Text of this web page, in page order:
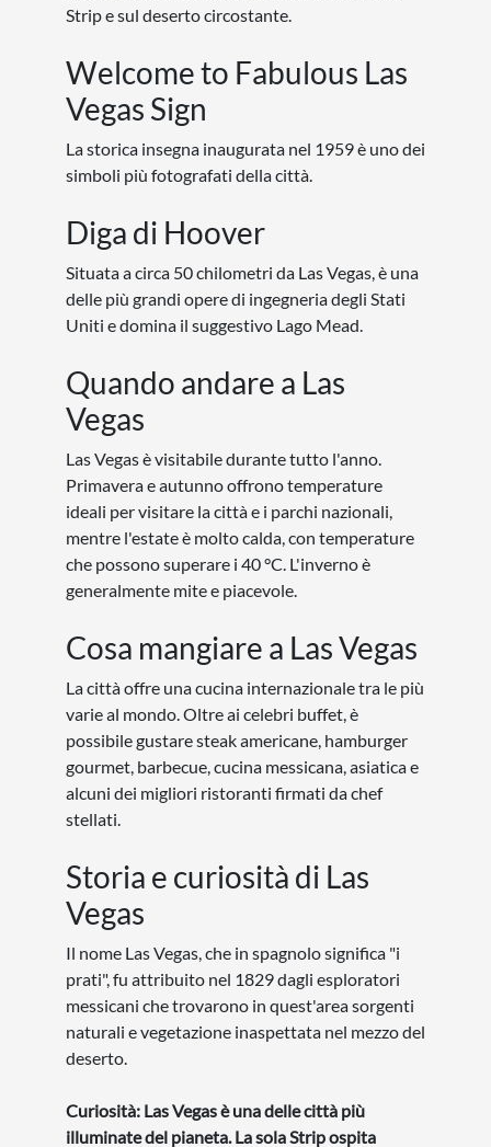
Strip e sul deserto circostante.
Welcome to Fabulous Las
Vegas Sign
La storica insegna inaugurata nel 1959 è uno dei
simboli più fotografati della città.
Diga di Hoover
Situata a circa 50 chilometri da Las Vegas, è una
delle più grandi opere di ingegneria degli Stati
Uniti e domina il suggestivo Lago Mead.
Quando andare a Las
Vegas
Las Vegas è visitabile durante tutto l'anno.
Primavera e autunno offrono temperature
ideali per visitare la città e i parchi nazionali,
mentre l'estate è molto calda, con temperature
che possono superare i 40 °C. L'inverno è
generalmente mite e piacevole.
Cosa mangiare a Las Vegas
La città offre una cucina internazionale tra le più
varie al mondo. Oltre ai celebri buffet, è
possibile gustare steak americane, hamburger
gourmet, barbecue, cucina messicana, asiatica e
alcuni dei migliori ristoranti firmati da chef
stellati.
Storia e curiosità di Las
Vegas
Il nome Las Vegas, che in spagnolo significa "i
prati", fu attribuito nel 1829 dagli esploratori
messicani che trovarono in quest'area sorgenti
naturali e vegetazione inaspettata nel mezzo del
deserto.
Curiosità: Las Vegas è una delle città più
illuminate del pianeta. La sola Strip ospita